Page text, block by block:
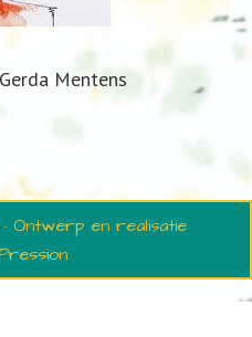
Mentens
Ontwerp en realisatie